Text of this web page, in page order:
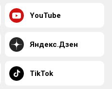
YouTube
Яндекс.Дзен
TikTok